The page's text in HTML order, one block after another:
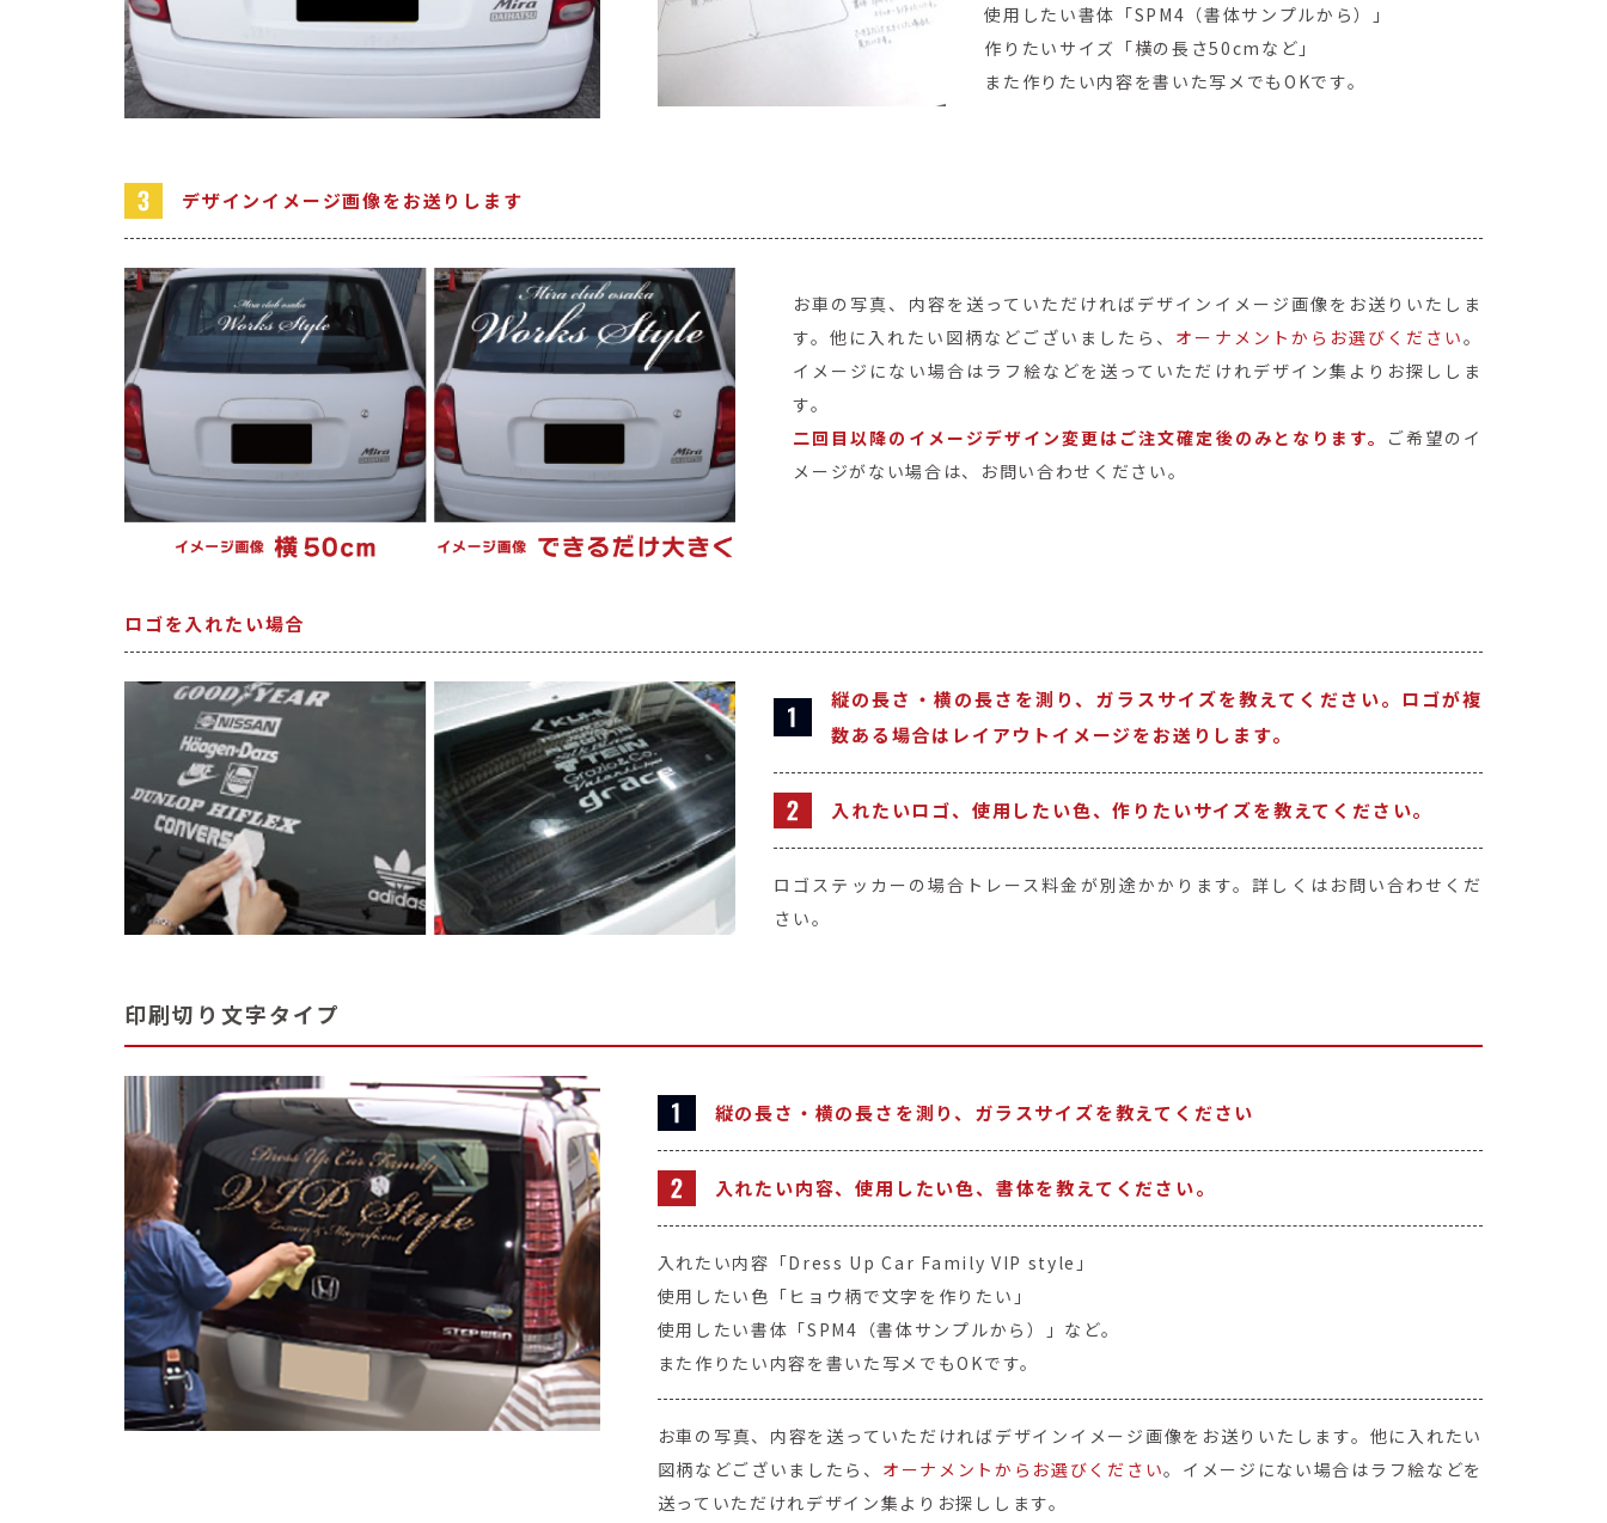
使用したい書体「SPM4（書体サンプルから）」
作りたいサイズ「横の長さ50cmなど」
また作りたい内容を書いた写メでもOKです。
デザインイメージ画像をお送りします
お車の写真、内容を送っていただければデザインイメージ画像をお送りいたしま
す。他に入れたい図柄などございましたら、 オーナメントからお選びください。
イメージにない場合はラフ絵などを送っていただけれデザイン集よりお探ししま
す。
二回目以降のイメージデザイン変更はご注文確定後のみとなります。 ご希望のイ
メージがない場合は、お問い合わせください。
ロゴを入れたい場合
縦の長さ・横の長さを測り、ガラスサイズを教えてください。ロゴが複
数ある場合はレイアウトイメージをお送りします。
入れたいロゴ、使用したい色、作りたいサイズを教えてください。
ロゴステッカーの場合トレース料金が別途かかります。詳しくはお問い合わせくだ
さい。
印刷切り文字タイプ
縦の長さ・横の長さを測り、ガラスサイズを教えてください
入れたい内容、使用したい色、書体を教えてください。
入れたい内容「Dress Up Car Family VIP style」
使用したい色「ヒョウ柄で文字を作りたい」
使用したい書体「SPM4（書体サンプルから）」など。
また作りたい内容を書いた写メでもOKです。
お車の写真、内容を送っていただければデザインイメージ画像をお送りいたします。他に入れたい
図柄などございましたら、 オーナメントからお選びください。イメージにない場合はラフ絵などを
送っていただけれデザイン集よりお探しします。